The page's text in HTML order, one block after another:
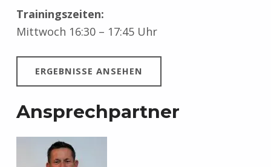
Trainingszeiten:
Mittwoch 16:30 – 17:45 Uhr
ERGEBNISSE ANSEHEN
Ansprechpartner